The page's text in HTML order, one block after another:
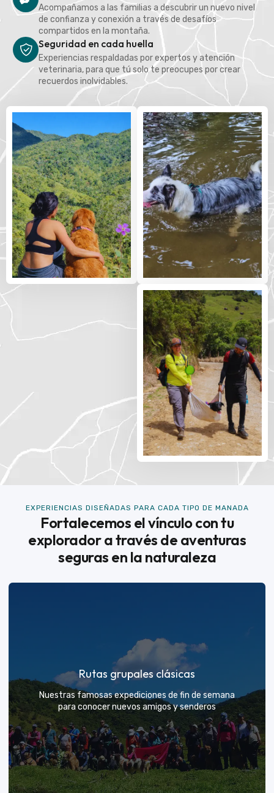
Acompañamos a las familias a descubrir un nuevo nivel
de confianza y conexión a través de desafíos
compartidos en la montaña.
Seguridad en cada huella
Experiencias respaldadas por expertos y atención
veterinaria, para que tú solo te preocupes por crear
recuerdos inolvidables.
EXPERIENCIAS DISEÑADAS PARA CADA TIPO DE MANADA
Fortalecemos el vínculo con tu
explorador a través de aventuras
seguras en la naturaleza
Rutas grupales clásicas
Nuestras famosas expediciones de fin de semana
para conocer nuevos amigos y senderos